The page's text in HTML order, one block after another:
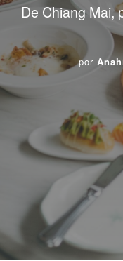
De Chiang Mai,
por